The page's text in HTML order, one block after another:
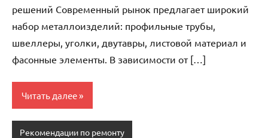
решений Современный рынок предлагает широкий
набор металлоизделий: профильные трубы,
швеллеры, уголки, двутавры, листовой материал и
фасонные элементы. В зависимости от […]
Читать далее
Рекомендации по ремонту